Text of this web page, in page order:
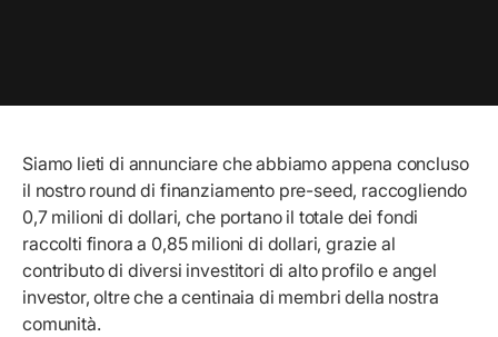
Siamo lieti di annunciare che abbiamo appena concluso
il nostro round di finanziamento pre-seed, raccogliendo
0,7 milioni di dollari, che portano il totale dei fondi
raccolti finora a 0,85 milioni di dollari, grazie al
contributo di diversi investitori di alto profilo e angel
investor, oltre che a centinaia di membri della nostra
comunità.